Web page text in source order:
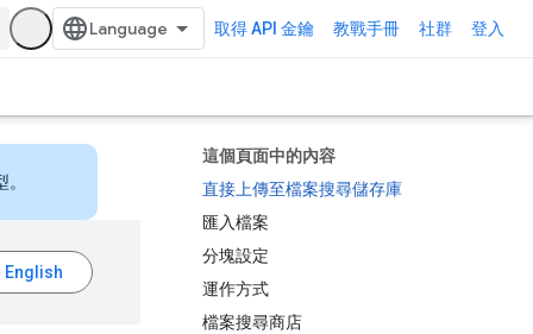
取得 API 金鑰 教戰手冊 社群 登入
這個頁面中的內容
直接上傳至檔案搜尋儲存庫
匯入檔案
分塊設定
運作方式
檔案搜尋商店